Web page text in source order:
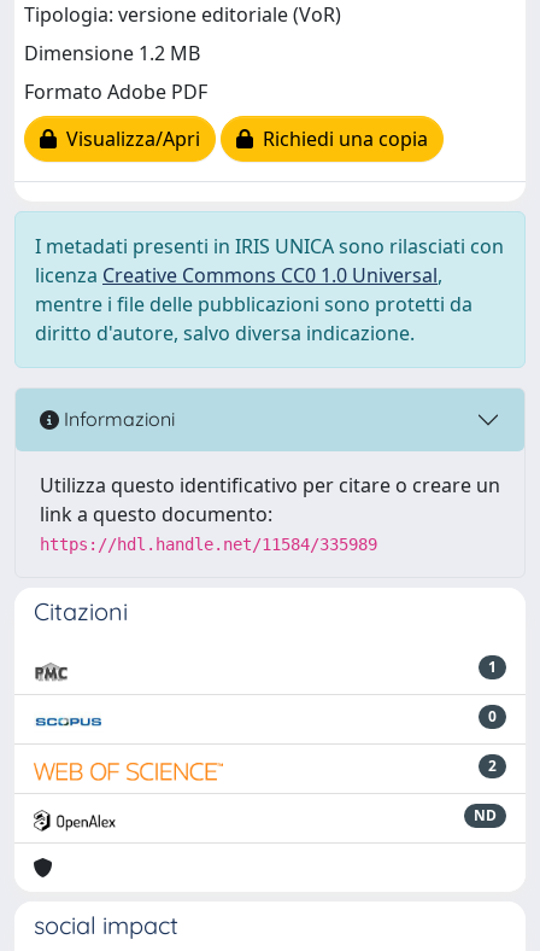
Tipologia: versione editoriale (VoR)
Dimensione 1.2 MB
Formato Adobe PDF
Visualizza/Apri
Richiedi una copia
I metadati presenti in IRIS UNICA sono rilasciati con
licenza Creative Commons CC0 1.0 Universal,
mentre i file delle pubblicazioni sono protetti da
diritto d'autore, salvo diversa indicazione.
Informazioni
Utilizza questo identificativo per citare o creare un
link a questo documento:
https://hdl.handle.net/11584/335989
Citazioni
1
0
2
ND
social impact